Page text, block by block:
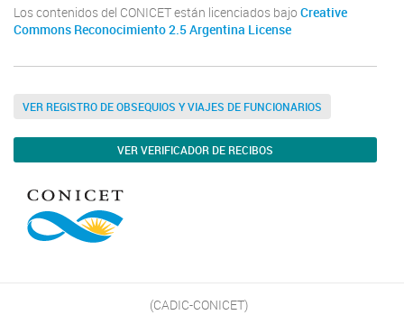
Los contenidos del CONICET están licenciados bajo Creative
Commons Reconocimiento 2.5 Argentina License
VER REGISTRO DE OBSEQUIOS Y VIAJES DE FUNCIONARIOS
VER VERIFICADOR DE RECIBOS
(CADIC-CONICET)